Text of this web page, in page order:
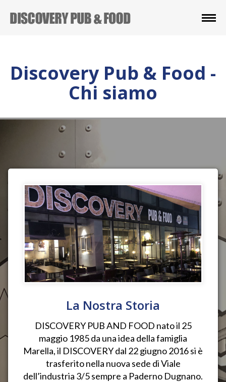
Discovery Pub & Food -
Chi siamo
La Nostra Storia
DISCOVERY PUB AND FOOD nato il 25
maggio 1985 da una idea della famiglia
Marella, il DISCOVERY dal 22 giugno 2016 si è
trasferito nella nuova sede di Viale
dell’industria 3/5 sempre a Paderno Dugnano.